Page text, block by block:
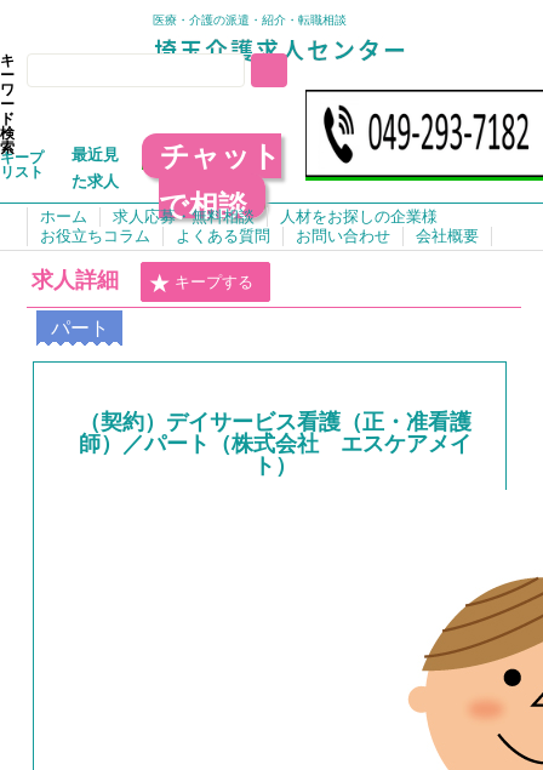
医療・介護の派遣・紹介・転職相談
キ
ー
ワ
ー
ド
検
索
キープ
リスト
最近見
た求人
チャット
で相談
ホーム 求人応募・無料相談
人材をお探しの企業様
お役立ちコラム
よくある質問 お問い合わせ 会社概要
求人詳細 キープする
パート
（契約）デイサービス看護（正・准看護
師）／パート（株式会社 エスケアメイ
ト）